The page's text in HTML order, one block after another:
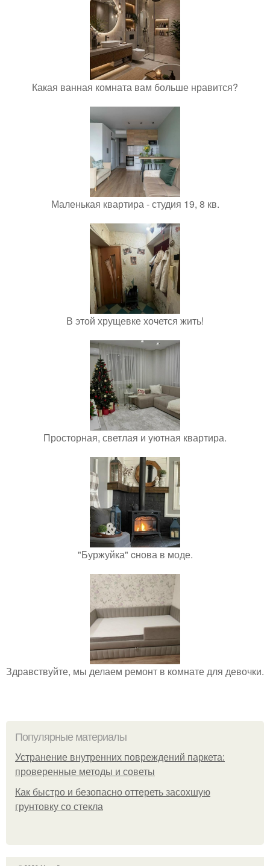
Какая ванная комната вам больше нравится?
Маленькая квартира - студия 19, 8 кв.
В этой хрущевке хочется жить!
Просторная, светлая и уютная квартира.
"Буржуйка" cнова в моде.
Здравствуйте, мы делаем ремонт в комнате для девочки.
Популярные материалы
Устранение внутренних повреждений паркета:
проверенные методы и советы
Как быстро и безопасно оттереть засохшую
грунтовку со стекла